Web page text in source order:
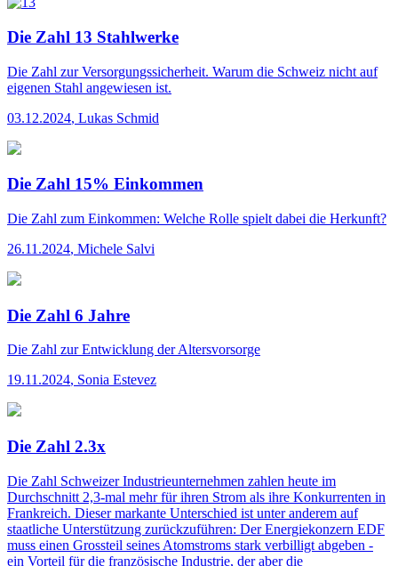
Die Zahl 13 Stahlwerke
Die Zahl zur Versorgungssicherheit. Warum die Schweiz nicht auf
eigenen Stahl angewiesen ist.
03.12.2024, Lukas Schmid
Die Zahl 15% Einkommen
Die Zahl zum Einkommen: Welche Rolle spielt dabei die Herkunft?
26.11.2024, Michele Salvi
Die Zahl 6 Jahre
Die Zahl zur Entwicklung der Altersvorsorge
19.11.2024, Sonia Estevez
Die Zahl 2.3x
Die Zahl Schweizer Industrieunternehmen zahlen heute im
Durchschnitt 2,3-mal mehr für ihren Strom als ihre Konkurrenten in
Frankreich. Dieser markante Unterschied ist unter anderem auf
staatliche Unterstützung zurückzuführen: Der Energiekonzern EDF
muss einen Grossteil seines Atomstroms stark verbilligt abgeben -
ein Vorteil für die französische Industrie, der aber die